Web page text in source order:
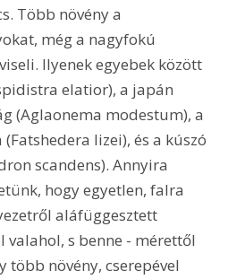
Több növény a
még a nagyfokú
Ilyenek egyebek között
elatior), a japán
(Aglaonema modestum), a
lizei), és a kúszó
scandens). Annyira
hogy egyetlen, falra
aláfüggesztett
valahol, s benne - mérettől
több növény, cserepével